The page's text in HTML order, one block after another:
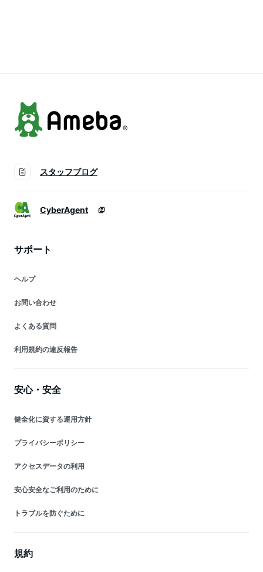
スタッフブログ
CyberAgent
サポート
ヘルプ
お問い合わせ
よくある質問
利用規約の違反報告
安心・安全
健全化に資する運用方針
プライバシーポリシー
アクセスデータの利用
安心安全なご利用のために
トラブルを防ぐために
規約